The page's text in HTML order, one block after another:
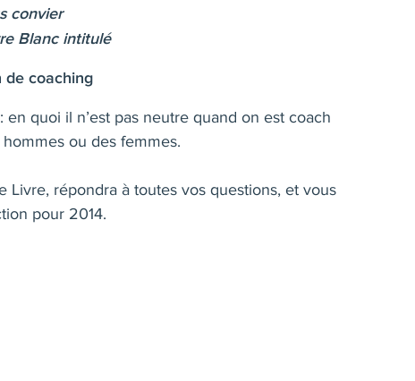
convier
Blanc intitulé
de coaching
quoi il n’est pas neutre quand on est coach
ou des femmes.
répondra à toutes vos questions, et vous
pour 2014.